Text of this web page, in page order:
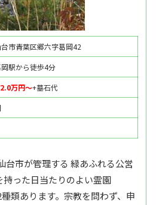
市青葉区郷六字葛岡42
駅から徒歩4分
万円〜+墓石代
台市が管理する 緑あふれる公営
った日当たりのよい霊園
類あります。宗教を問わず、申